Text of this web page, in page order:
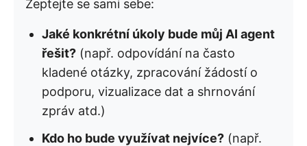
Zeptejte se sami sebe:
Jaké konkrétní úkoly bude můj AI agent
řešit? (např. odpovídání na často
kladené otázky, zpracování žádostí o
podporu, vizualizace dat a shrnování
zpráv atd.)
Kdo ho bude využívat nejvíce? (např.